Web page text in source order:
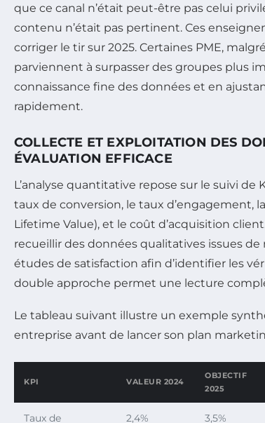
que ce canal n’était peut-être pas celui
contenu n’était pas pertinent. Ces
corriger le tir sur 2025. Certaines PME,
parviennent à surpasser des groupes plus
connaissance fine des données et en
rapidement.
COLLECTE ET EXPLOITATION DES
ÉVALUATION EFFICACE
L’analyse quantitative repose sur le suivi
taux de conversion, le taux d’engagement,
Lifetime Value), et le coût d’acquisition
recueillir des données qualitatives issues
études de satisfaction afin d’identifier les
double approche permet une lecture
Le tableau suivant illustre un exemple
entreprise avant de lancer son plan
KPI VALEUR 2024
OBJECTIF
2025
Taux de 2,4% 3,5%